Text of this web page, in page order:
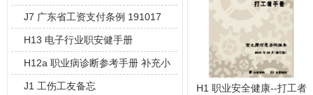
H1 职业安全健康--打工者
1910
J7 广东省工资支付条例 191017
H13 电子行业职安健手册
H12a 职业病诊断参考手册 补充小
册子
J1 工伤工友备忘